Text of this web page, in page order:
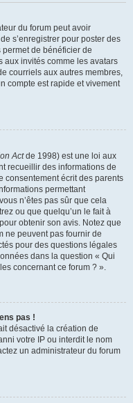
du forum peut avoir
s’enregistrer pour poster des
permet de bénéficier de
invités comme les avatars
courriels aux autres membres,
compte est rapide et vivement
Actde 1998) est une loi aux
recueillir des informations de
consentement écrit des parents
permettant
n’êtes pas sûr que cela
ou que quelqu’un le fait à
obtenir son avis. Notez que
ne peuvent pas fournir de
pour des questions légales
dans la question « Qui
concernant ce forum ? ».
pas !
désactivé la création de
votre IP ou interdit le nom
un administrateur du forum